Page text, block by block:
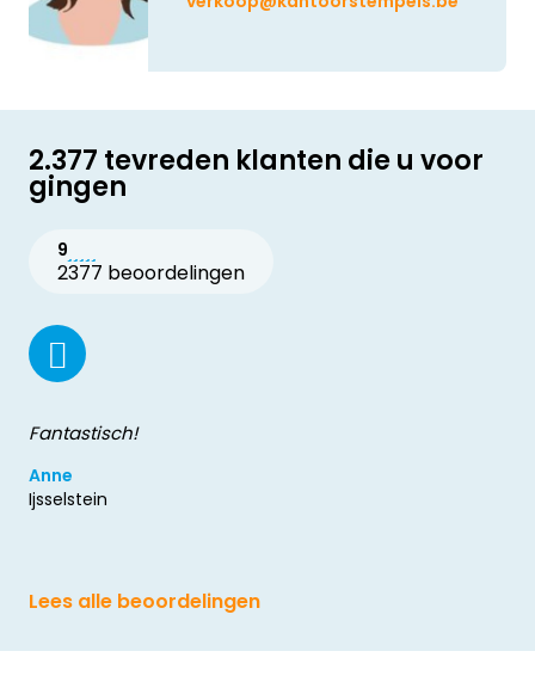
2.377 tevreden klanten die u voor
gingen
9
2377 beoordelingen
Fantastisch!
Anne
Ijsselstein
Lees alle beoordelingen